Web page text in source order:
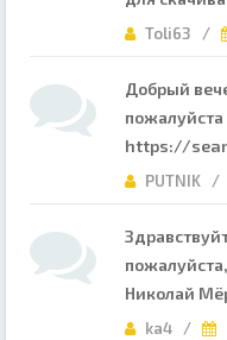
Toli63 /
Добрый
пожалуйста
https://
PUTNIK /
Николай
ka4 /